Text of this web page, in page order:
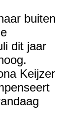
buiten
dit jaar
Keijzer